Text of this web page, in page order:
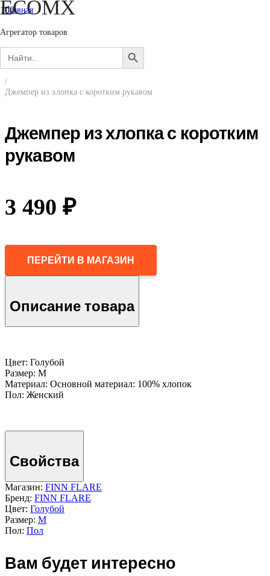
ECOMX
Агрегатор товаров
Search
for:
SEARCH
BUTTON
Главная
Женщинам
Одежда
Джемперы, свитеры, кардиганы
/
Джемпер из хлопка с коротким рукавом
Джемпер из хлопка с коротким
рукавом
3 490 ₽
ПЕРЕЙТИ В МАГАЗИН
Описание товара
Цвет: Голубой
Размер: M
Материал: Основной материал: 100% хлопок
Пол: Женский
Свойства
Магазин: FINN FLARE
Бренд: FINN FLARE
Цвет: Голубой
Размер: M
Пол: Пол
Вам будет интересно